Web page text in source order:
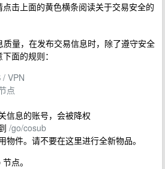
击上面的黄色横条阅读关于交易安全的
量，在发布交易信息时，除了遵守安全
面的规则：
/ VPN
点
信息的账号，会被降权
/go/cosub
物件。请不要在这里进行全新物品。
点。